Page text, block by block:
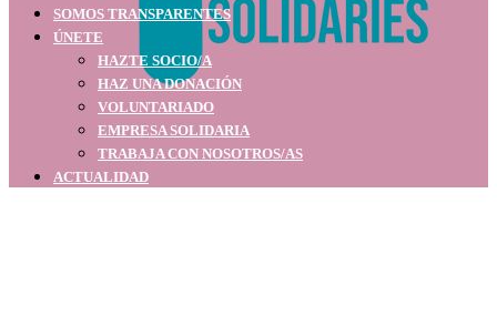
SOMOS TRANSPARENTES
ÚNETE
HAZTE SOCIO/A
HAZ UNA DONACIÓN
VOLUNTARIADO
EMPRESA SOLIDARIA
TRABAJA CON NOSOTROS/AS
ACTUALIDAD